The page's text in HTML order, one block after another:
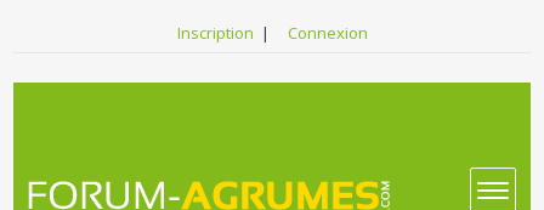
Inscription | Connexion